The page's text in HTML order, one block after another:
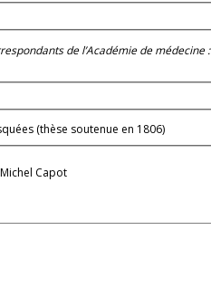
de l’Académie de médecine
(thèse soutenue en 1806)
Capot